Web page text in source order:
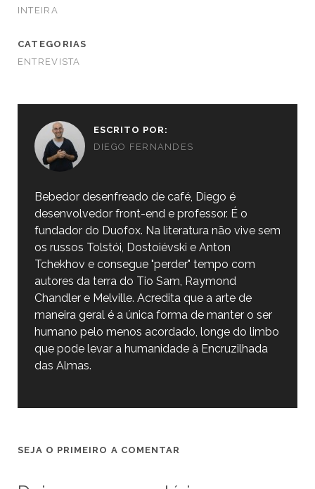
INTEIRA
CATEGORIAS
ENTREVISTA
ESCRITO POR:
DIEGO FERNANDES
Bebedor desenfreado de café, Diego é
desenvolvedor front-end e professor. É o
fundador do Duofox. Na literatura não vive sem
os russos Tolstói, Dostoiévski e Anton
Tchekhov e consegue "perder" tempo com
autores da terra do Tio Sam, Raymond
Chandler e Melville. Acredita que a arte de
maneira geral é a única forma de manter o ser
humano pelo menos acordado, longe do limbo
que pode levar a humanidade à Encruzilhada
das Almas.
SEJA O PRIMEIRO A COMENTAR